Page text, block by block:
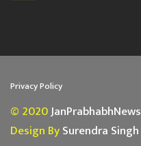
Privacy Policy
© 2020JanPrabhabhNews
Design BySurendra Singh